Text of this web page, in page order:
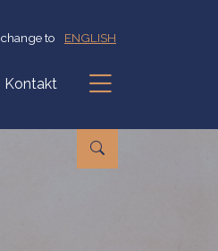
change to ENGLISH
Kontakt
Podmenu